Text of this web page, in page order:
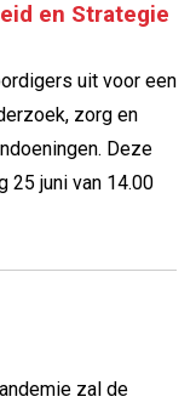
en Strategie
uit voor een
zorg en
Deze
25 juni van 14.00
zal de